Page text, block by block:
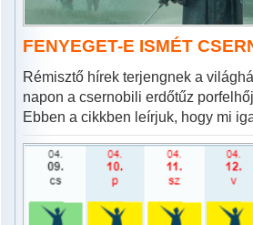
FENYEGET-E ISMÉT
Rémisztő hírek terjengnek a
napon a csernobili erdőtűz
Ebben a cikkben leírjuk, hogy mi